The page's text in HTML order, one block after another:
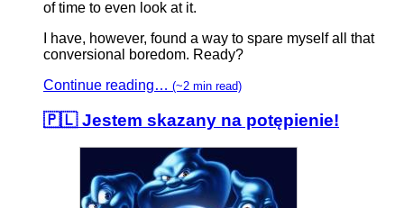
of time to even look at it.
I have, however, found a way to spare myself all that
conversional boredom. Ready?
Continue reading… (~2 min read)
🇵🇱 Jestem skazany na potępienie!